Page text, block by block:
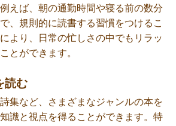
えば、朝の通勤時間や寝る前の数分
、規則的に読書する習慣をつけるこ
より、日常の忙しさの中でもリラッ
とができます。
読む
集など、さまざまなジャンルの本を
識と視点を得ることができます。特